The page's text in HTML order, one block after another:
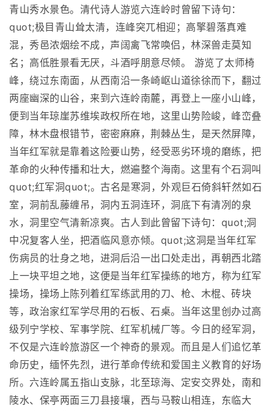
青山秀水景色。清代诗人游览六连岭时曾留下诗句：
quot;极目青山耸太清，连峰突兀相迎；高擎碧落真难
混，秀邑浓烟绘不成，声阔禽飞常唤侣，林深兽走莫知
名；高低胜景看无厌，斗酒呼朋意尽倾。 游览了太师椅
峰，绕过东南面，从西南沿一条崎岖山道徐徐而下，翻过
两座幽深的山谷，来到六连岭南麓，再登上一座小山峰，
便到当年琼崖苏维埃政权所在地，这里山势险峻，峰峦叠
障，林木盘根错节，密密麻麻，荆棘丛生，是天然屏障，
当年红军就是靠着这险要山势，经受恶劣环境的磨练，把
革命的火种传播和壮大，燃遍整个海南。这里有个石洞叫
quot;红军洞quot;。古名是寒洞，外观巨石倚斜轩然如石
室，洞前乱藤缠吊，洞内五洞连环，洞底下有清冽的泉
水，洞里空气清新凉爽。古人到此曾留下诗句：quot;洞
中况复客人坐，把酒临风意亦倾。quot;这洞是当年红军
伤病员的壮身之地，进洞后沿一出口处走出，再朝西北踏
上一块平坦之地，这便是当年红军操练的地方，称为红军
操场，操场上陈列着红军练武用的刀、枪、木棍、砖块
等，政治家红军学尽用的石板、石桌。当年这里创办过高
级列宁学校、军事学院、红军机械厂等。今日的经军洞，
不仅是六连岭旅游区一个神奇的景观。而且是人们追忆革
命历史，缅怀先烈，进行革命传统和爱国主义教育的好场
所。六连岭属五指山支脉，北至琼海、定安交界处，南和
陵水、保亭两面三刀县接壤，西与马鞍山相连，东临大